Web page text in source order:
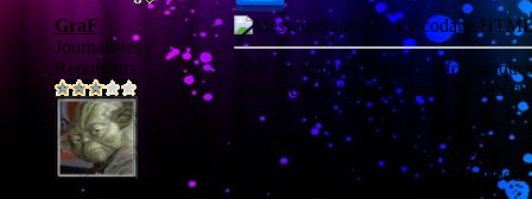
GraF
Journalistes /
Reporteurs
Sujet: Re: Le codage
Ahh ces fameux langages
amélioré) ainsi qu'une partie de CSS
Merci